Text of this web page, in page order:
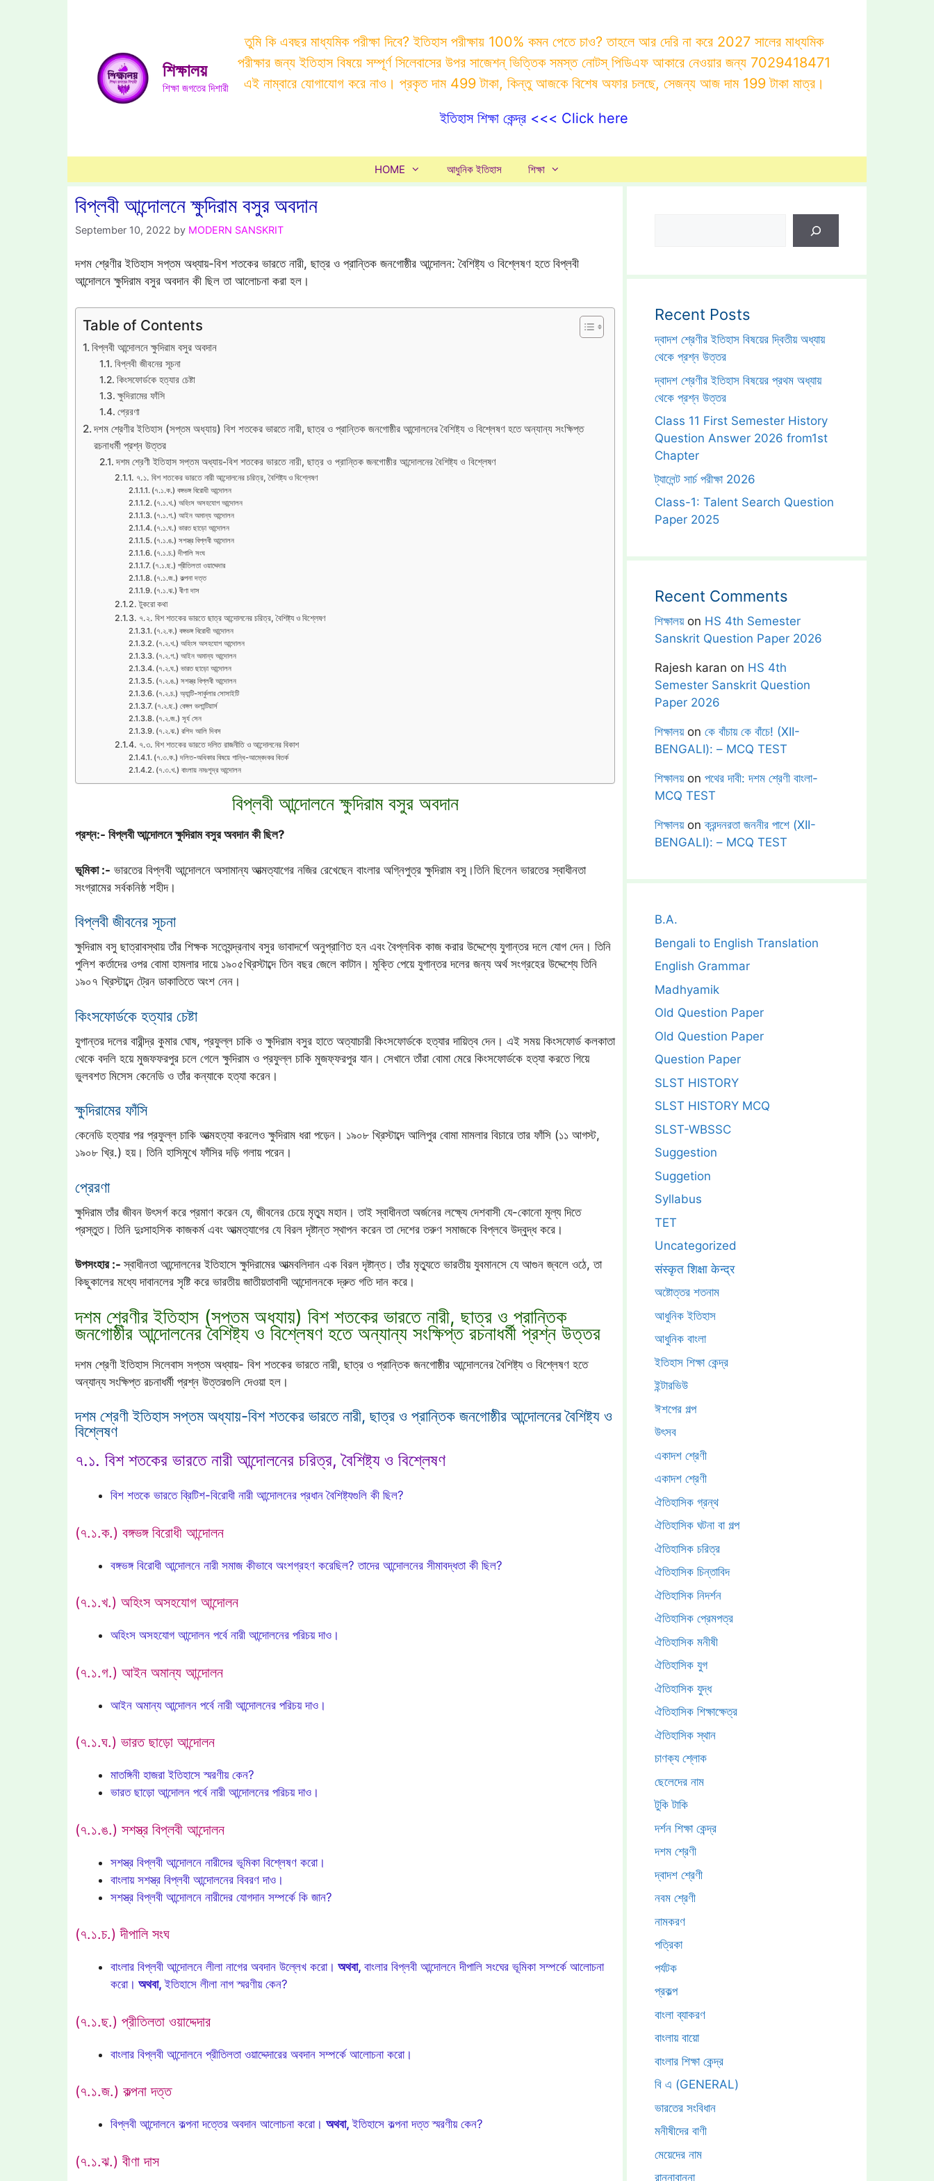
শিক্ষালয়
শিক্ষা জগতের দিশারী
তুমি কি এবছর মাধ্যমিক পরীক্ষা দিবে? ইতিহাস পরীক্ষায় 100% কমন পেতে চাও? তাহলে আর দেরি না করে 2027 সালের মাধ্যমিক
পরীক্ষার জন্য ইতিহাস বিষয়ে সম্পূর্ণ সিলেবাসের উপর সাজেশন্ ভিত্তিক সমস্ত নোটস্ পিডিএফ আকারে নেওয়ার জন্য 7029418471
এই নাম্বারে যোগাযোগ করে নাও। প্রকৃত দাম 499 টাকা, কিন্তু আজকে বিশেষ অফার চলছে, সেজন্য আজ দাম 199 টাকা মাত্র।
ইতিহাস শিক্ষা কেন্দ্র <<< Click here
HOME আধুনিক ইতিহাস শিক্ষা
বিপ্লবী আন্দোলনে ক্ষুদিরাম বসুর অবদান
September 10, 2022 by MODERN SANSKRIT
দশম শ্রেণীর ইতিহাস সপ্তম অধ্যায়-বিশ শতকের ভারতে নারী, ছাত্র ও প্রান্তিক জনগোষ্ঠীর আন্দোলন: বৈশিষ্ট্য ও বিশ্লেষণ হতে বিপ্লবী
আন্দোলনে ক্ষুদিরাম বসুর অবদান কী ছিল তা আলোচনা করা হল।
Table of Contents
বিপ্লবী আন্দোলনে ক্ষুদিরাম বসুর অবদান
বিপ্লবী জীবনের সূচনা
কিংসফোর্ডকে হত্যার চেষ্টা
ক্ষুদিরামের ফাঁসি
প্রেরণা
দশম শ্রেণীর ইতিহাস (সপ্তম অধ্যায়) বিশ শতকের ভারতে নারী, ছাত্র ও প্রান্তিক জনগোষ্ঠীর আন্দোলনের বৈশিষ্ট্য ও বিশ্লেষণ হতে অন্যান্য সংক্ষিপ্ত
রচনাধর্মী প্রশ্ন উত্তর
দশম শ্রেণী ইতিহাস সপ্তম অধ্যায়-বিশ শতকের ভারতে নারী, ছাত্র ও প্রান্তিক জনগোষ্ঠীর আন্দোলনের বৈশিষ্ট্য ও বিশ্লেষণ
৭.১. বিশ শতকের ভারতে নারী আন্দোলনের চরিত্র, বৈশিষ্ট্য ও বিশ্লেষণ
(৭.১.ক.) বঙ্গভঙ্গ বিরোধী আন্দোলন
(৭.১.খ.) অহিংস অসহযোগ আন্দোলন
(৭.১.গ.) আইন অমান্য আন্দোলন
(৭.১.ঘ.) ভারত ছাড়ো আন্দোলন
(৭.১.ঙ.) সশস্ত্র বিপ্লবী আন্দোলন
(৭.১.চ.) দীপালি সংঘ
(৭.১.ছ.) প্রীতিলতা ওয়াদ্দেদার
(৭.১.জ.) কল্পনা দত্ত
(৭.১.ঝ.) বীণা দাস
টুকরো কথা
৭.২. বিশ শতকের ভারতে ছাত্র আন্দোলনের চরিত্র, বৈশিষ্ট্য ও বিশ্লেষণ
(৭.২.ক.) বঙ্গভঙ্গ বিরোধী আন্দোলন
(৭.২.খ.) অহিংস অসহযোগ আন্দোলন
(৭.২.গ.) আইন অমান্য আন্দোলন
(৭.২.ঘ.) ভারত ছাড়ো আন্দোলন
(৭.২.ঙ.) সশস্ত্র বিপ্লবী আন্দোলন
(৭.২.চ.) অ্যান্টি-সার্কুলার সোসাইটি
(৭.২.ছ.) বেঙ্গল ভলান্টিয়ার্স
(৭.২.জ.) সূর্য সেন
(৭.২.ঝ.) রশিদ আলি দিবস
৭.৩. বিশ শতকের ভারতে দলিত রাজনীতি ও আন্দোলনের বিকাশ
(৭.৩.ক.) দলিত-অধিকার বিষয়ে গান্ধি-আম্বেদকর বিতর্ক
(৭.৩.খ.) বাংলায় নমঃশূদ্র আন্দোলন
বিপ্লবী আন্দোলনে ক্ষুদিরাম বসুর অবদান
প্রশ্ন:- বিপ্লবী আন্দোলনে ক্ষুদিরাম বসুর অবদান কী ছিল?
ভূমিকা :- ভারতের বিপ্লবী আন্দোলনে অসামান্য আত্মত্যাগের নজির রেখেছেন বাংলার অগ্নিপুত্র ক্ষুদিরাম বসু।তিনি ছিলেন ভারতের স্বাধীনতা
সংগ্রামের সর্বকনিষ্ঠ শহীদ।
বিপ্লবী জীবনের সূচনা
ক্ষুদিরাম বসু ছাত্রাবস্থায় তাঁর শিক্ষক সত্যেন্দ্রনাথ বসুর ভাবাদর্শে অনুপ্রাণিত হন এবং বৈপ্লবিক কাজ করার উদ্দেশ্যে যুগান্তর দলে যোগ দেন। তিনি
পুলিশ কর্তাদের ওপর বোমা হামলার দায়ে ১৯০৫খ্রিস্টাব্দে তিন বছর জেলে কাটান। মুক্তি পেয়ে যুগান্তর দলের জন্য অর্থ সংগ্রহের উদ্দেশ্যে তিনি
১৯০৭ খ্রিস্টাব্দে ট্রেন ডাকাতিতে অংশ নেন।
কিংসফোর্ডকে হত্যার চেষ্টা
যুগান্তর দলের বারীন্দ্র কুমার ঘোষ, প্রফুল্ল চাকি ও ক্ষুদিরাম বসুর হাতে অত্যাচারী কিংসফোর্ডকে হত্যার দায়িত্ব দেন। এই সময় কিংসফোর্ড কলকাতা
থেকে বদলি হয়ে মুজফফরপুর চলে গেলে ক্ষুদিরাম ও প্রফুল্ল চাকি মুজফ্ফরপুর যান। সেখানে তাঁরা বোমা মেরে কিংসফোর্ডকে হত্যা করতে গিয়ে
ভুলবশত মিসেস কেনেডি ও তাঁর কন্যাকে হত্যা করেন।
ক্ষুদিরামের ফাঁসি
কেনেডি হত্যার পর প্রফুল্ল চাকি আত্মহত্যা করলেও ক্ষুদিরাম ধরা পড়েন। ১৯০৮ খ্রিস্টাব্দে আলিপুর বোমা মামলার বিচারে তার ফাঁসি (১১ আগস্ট,
১৯০৮ খ্রি.) হয়। তিনি হাসিমুখে ফাঁসির দড়ি গলায় পরেন।
প্রেরণা
ক্ষুদিরাম তাঁর জীবন উৎসর্গ করে প্রমাণ করেন যে, জীবনের চেয়ে মৃত্যু মহান। তাই স্বাধীনতা অর্জনের লক্ষ্যে দেশবাসী যে-কোনো মূল্য দিতে
প্রস্তুত। তিনি দুঃসাহসিক কাজকর্ম এবং আত্মত্যাগের যে বিরল দৃষ্টান্ত স্থাপন করেন তা দেশের তরুণ সমাজকে বিপ্লবে উদ্বুদ্ধ করে।
উপসংহার :-স্বাধীনতা আন্দোলনের ইতিহাসে ক্ষুদিরামের আত্মবলিদান এক বিরল দৃষ্টান্ত। তাঁর মৃত্যুতে ভারতীয় যুবমানসে যে আগুন জ্বলে ওঠে, তা
কিছুকালের মধ্যে দাবানলের সৃষ্টি করে ভারতীয় জাতীয়তাবাদী আন্দোলনকে দ্রুত গতি দান করে।
দশম শ্রেণীর ইতিহাস (সপ্তম অধ্যায়) বিশ শতকের ভারতে নারী, ছাত্র ও প্রান্তিক
জনগোষ্ঠীর আন্দোলনের বৈশিষ্ট্য ও বিশ্লেষণ হতে অন্যান্য সংক্ষিপ্ত রচনাধর্মী প্রশ্ন উত্তর
দশম শ্রেণী ইতিহাস সিলেবাস সপ্তম অধ্যায়- বিশ শতকের ভারতে নারী, ছাত্র ও প্রান্তিক জনগোষ্ঠীর আন্দোলনের বৈশিষ্ট্য ও বিশ্লেষণ হতে
অন্যান্য সংক্ষিপ্ত রচনাধর্মী প্রশ্ন উত্তরগুলি দেওয়া হল।
দশম শ্রেণী ইতিহাস সপ্তম অধ্যায়-বিশ শতকের ভারতে নারী, ছাত্র ও প্রান্তিক জনগোষ্ঠীর আন্দোলনের বৈশিষ্ট্য ও
বিশ্লেষণ
৭.১. বিশ শতকের ভারতে নারী আন্দোলনের চরিত্র, বৈশিষ্ট্য ও বিশ্লেষণ
বিশ শতকে ভারতে ব্রিটিশ-বিরোধী নারী আন্দোলনের প্রধান বৈশিষ্ট্যগুলি কী ছিল?
(৭.১.ক.) বঙ্গভঙ্গ বিরোধী আন্দোলন
বঙ্গভঙ্গ বিরোধী আন্দোলনে নারী সমাজ কীভাবে অংশগ্রহণ করেছিল? তাদের আন্দোলনের সীমাবদ্ধতা কী ছিল?
(৭.১.খ.) অহিংস অসহযোগ আন্দোলন
অহিংস অসহযোগ আন্দোলন পর্বে নারী আন্দোলনের পরিচয় দাও।
(৭.১.গ.) আইন অমান্য আন্দোলন
আইন অমান্য আন্দোলন পর্বে নারী আন্দোলনের পরিচয় দাও।
(৭.১.ঘ.) ভারত ছাড়ো আন্দোলন
মাতঙ্গিনী হাজরা ইতিহাসে স্মরণীয় কেন?
ভারত ছাড়ো আন্দোলন পর্বে নারী আন্দোলনের পরিচয় দাও।
(৭.১.ঙ.) সশস্ত্র বিপ্লবী আন্দোলন
সশস্ত্র বিপ্লবী আন্দোলনে নারীদের ভূমিকা বিশ্লেষণ করো।
বাংলায় সশস্ত্র বিপ্লবী আন্দোলনের বিবরণ দাও।
সশস্ত্র বিপ্লবী আন্দোলনে নারীদের যোগদান সম্পর্কে কি জান?
(৭.১.চ.) দীপালি সংঘ
বাংলার বিপ্লবী আন্দোলনে লীলা নাগের অবদান উল্লেখ করো। অথবা, বাংলার বিপ্লবী আন্দোলনে দীপালি সংঘের ভূমিকা সম্পর্কে আলোচনা
করো। অথবা,ইতিহাসে লীলা নাগ স্মরণীয় কেন?
(৭.১.ছ.) প্রীতিলতা ওয়াদ্দেদার
বাংলার বিপ্লবী আন্দোলনে প্রীতিলতা ওয়াদ্দেদারের অবদান সম্পর্কে আলোচনা করো।
(৭.১.জ.) কল্পনা দত্ত
বিপ্লবী আন্দোলনে কল্পনা দত্তের অবদান আলোচনা করো। অথবা,ইতিহাসে কল্পনা দত্ত স্মরণীয় কেন?
(৭.১.ঝ.) বীণা দাস
Recent Posts
দ্বাদশ শ্রেণীর ইতিহাস বিষয়ের দ্বিতীয় অধ্যায়
থেকে প্রশ্ন উত্তর
দ্বাদশ শ্রেণীর ইতিহাস বিষয়ের প্রথম অধ্যায়
থেকে প্রশ্ন উত্তর
Class 11 First Semester History
Question Answer 2026 from1st
Chapter
ট্যালেন্ট সার্চ পরীক্ষা 2026
Class-1: Talent Search Question
Paper 2025
Recent Comments
শিক্ষালয়on HS 4th Semester
Sanskrit Question Paper 2026
Rajesh karan on HS 4th
Semester Sanskrit Question
Paper 2026
শিক্ষালয়on কে বাঁচায় কে বাঁচে! (XII-
BENGALI): – MCQ TEST
শিক্ষালয়on পথের দাবী: দশম শ্রেণী বাংলা-
MCQ TEST
শিক্ষালয়onক্রন্দনরতা জননীর পাশে (XII-
BENGALI): – MCQ TEST
B.A.
Bengali to English Translation
English Grammar
Madhyamik
Old Question Paper
Old Question Paper
Question Paper
SLST HISTORY
SLST HISTORY MCQ
SLST-WBSSC
Suggestion
Suggetion
Syllabus
TET
Uncategorized
संस्कृत शिक्षा केन्द्र
অষ্টোত্তর শতনাম
আধুনিক ইতিহাস
আধুনিক বাংলা
ইতিহাস শিক্ষা কেন্দ্র
ইন্টারভিউ
ঈশপের গল্প
উৎসব
একাদশ শ্রেণী
একাদশ শ্রেণী
ঐতিহাসিক গ্রন্থ
ঐতিহাসিক ঘটনা বা গল্প
ঐতিহাসিক চরিত্র
ঐতিহাসিক চিন্তাবিদ
ঐতিহাসিক নিদর্শন
ঐতিহাসিক প্রেমপত্র
ঐতিহাসিক মনীষী
ঐতিহাসিক যুগ
ঐতিহাসিক যুদ্ধ
ঐতিহাসিক শিক্ষাক্ষেত্র
ঐতিহাসিক স্থান
চাণক্য শ্লোক
ছেলেদের নাম
টুকি টাকি
দর্শন শিক্ষা কেন্দ্র
দশম শ্রেণী
দ্বাদশ শ্রেণী
নবম শ্রেণী
নামকরণ
পত্রিকা
পর্যটক
প্রকল্প
বাংলা ব্যাকরণ
বাংলায় বায়ো
বাংলার শিক্ষা কেন্দ্র
বি এ (GENERAL)
ভারতের সংবিধান
মনীষীদের বাণী
মেয়েদের নাম
রান্নাবান্না